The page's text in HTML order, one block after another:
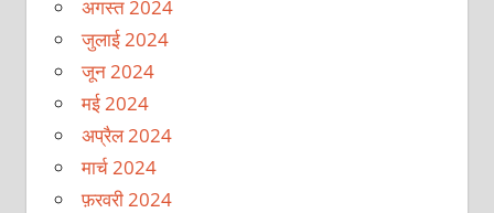
अगस्त 2024
जुलाई 2024
जून 2024
मई 2024
अप्रैल 2024
मार्च 2024
फ़रवरी 2024